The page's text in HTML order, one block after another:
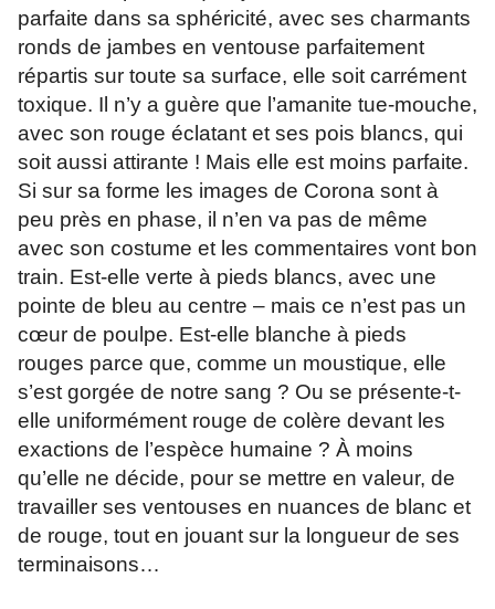
parfaite dans sa sphéricité, avec ses charmants
ronds de jambes en ventouse parfaitement
répartis sur toute sa surface, elle soit carrément
toxique. Il n’y a guère que l’amanite tue-mouche,
avec son rouge éclatant et ses pois blancs, qui
soit aussi attirante ! Mais elle est moins parfaite.
Si sur sa forme les images de Corona sont à
peu près en phase, il n’en va pas de même
avec son costume et les commentaires vont bon
train. Est-elle verte à pieds blancs, avec une
pointe de bleu au centre – mais ce n’est pas un
cœur de poulpe. Est-elle blanche à pieds
rouges parce que, comme un moustique, elle
s’est gorgée de notre sang ? Ou se présente-t-
elle uniformément rouge de colère devant les
exactions de l’espèce humaine ? À moins
qu’elle ne décide, pour se mettre en valeur, de
travailler ses ventouses en nuances de blanc et
de rouge, tout en jouant sur la longueur de ses
terminaisons…